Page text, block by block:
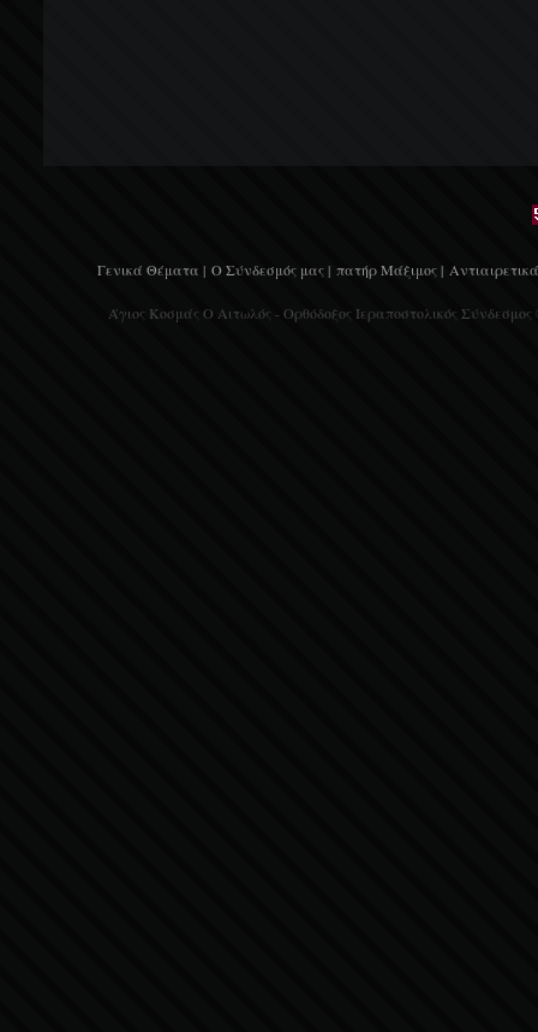
Γενικά Θέματα | Ο Σύνδεσμός μας | πατήρ Μάξιμος |
Άγιος Κοσμάς Ο Αιτωλός - Ορθόδοξος Ιεραποστολικός